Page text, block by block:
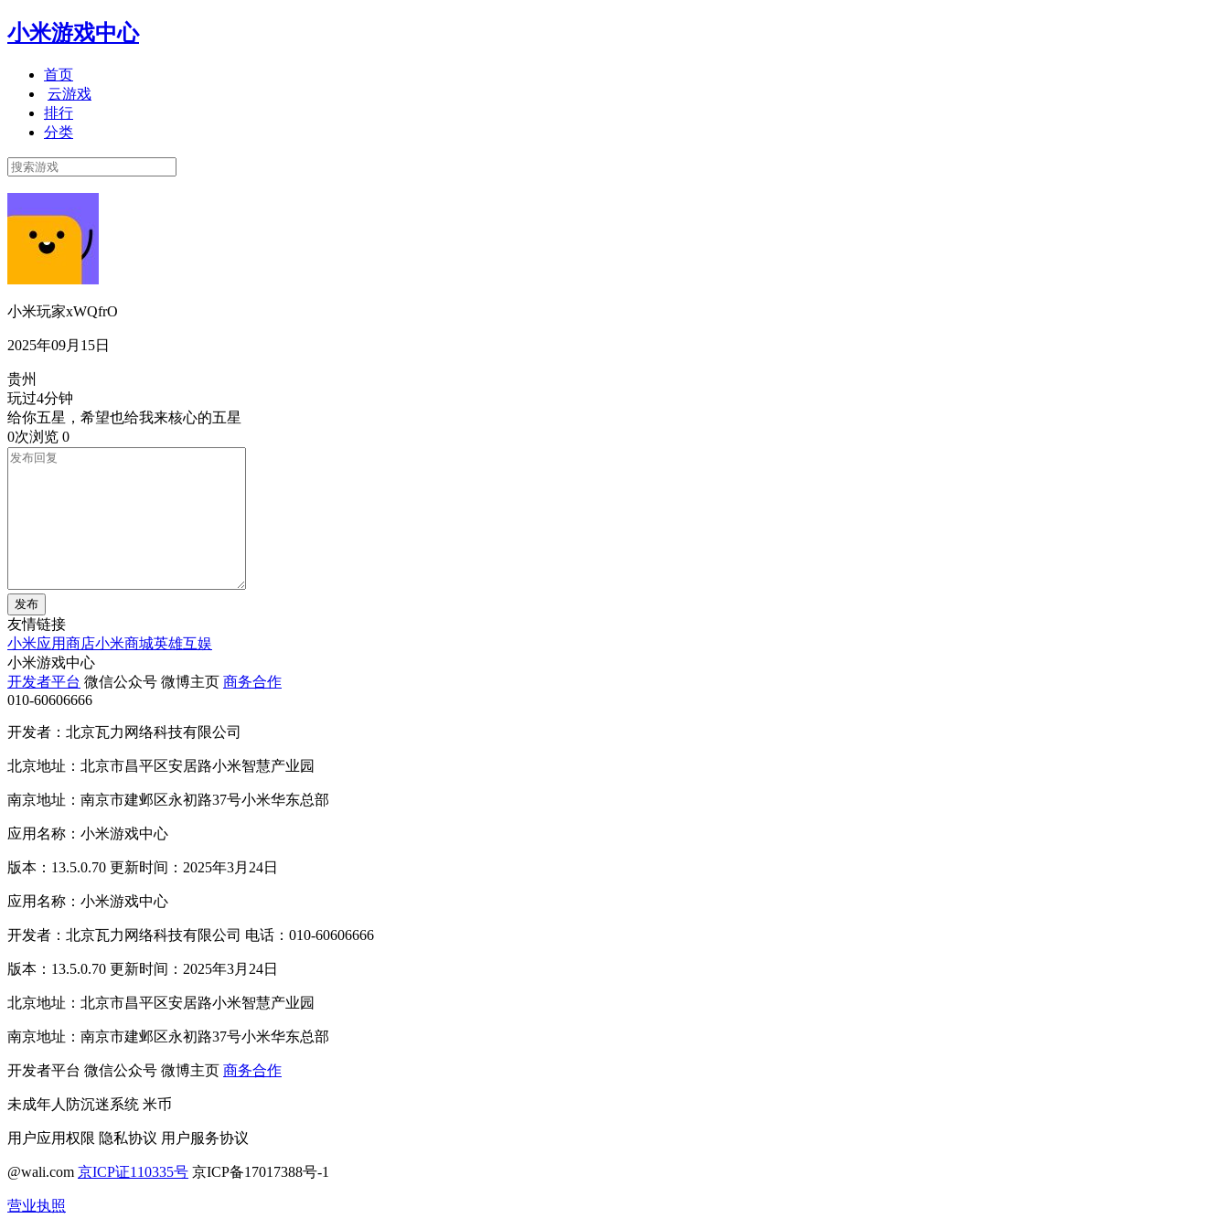
小米游戏中心
首页
云游戏
排行
分类
小米玩家xWQfrO
2025年09月15日
贵州
玩过4分钟
给你五星，希望也给我来核心的五星
0次浏览 0
发布
友情链接
小米应用商店小米商城英雄互娱
小米游戏中心
开发者平台 微信公众号 微博主页 商务合作
010-60606666
开发者：北京瓦力网络科技有限公司
北京地址：北京市昌平区安居路小米智慧产业园
南京地址：南京市建邺区永初路37号小米华东总部
应用名称：小米游戏中心
版本：13.5.0.70 更新时间：2025年3月24日
应用名称：小米游戏中心
开发者：北京瓦力网络科技有限公司 电话：010-60606666
版本：13.5.0.70 更新时间：2025年3月24日
北京地址：北京市昌平区安居路小米智慧产业园
南京地址：南京市建邺区永初路37号小米华东总部
开发者平台 微信公众号 微博主页 商务合作
未成年人防沉迷系统 米币
用户应用权限 隐私协议 用户服务协议
@wali.com 京ICP证110335号 京ICP备17017388号-1
营业执照